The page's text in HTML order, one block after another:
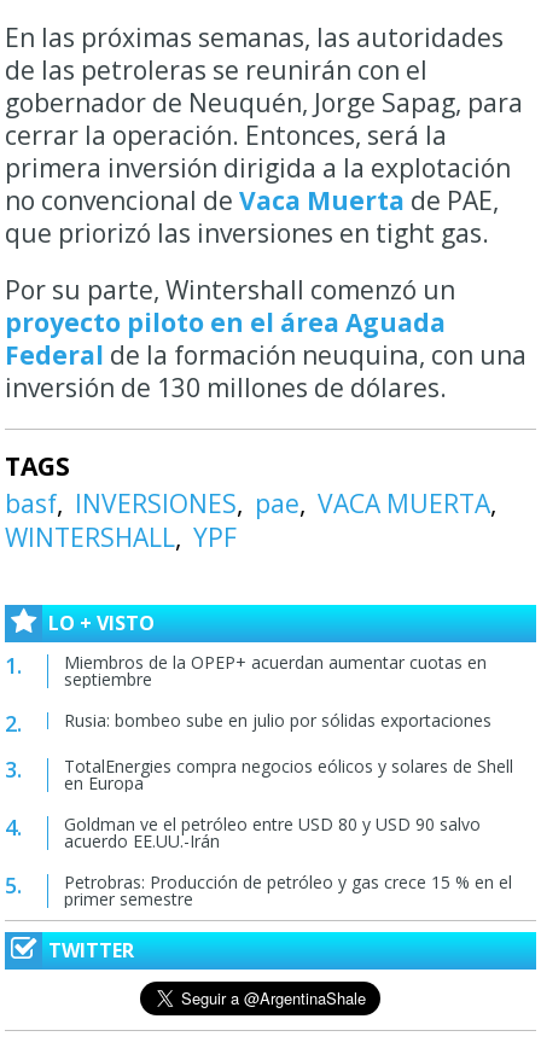
En las próximas semanas, las autoridades
de las petroleras se reunirán con el
gobernador de Neuquén, Jorge Sapag, para
cerrar la operación. Entonces, será la
primera inversión dirigida a la explotación
no convencional deVaca Muerta de PAE,
que priorizó las inversiones en tight gas.
Por su parte, Wintershall comenzó un
proyecto piloto en el área Aguada
Federal de la formación neuquina, con una
inversión de 130 millones de dólares.
TAGS
basf
INVERSIONES pae VACA MUERTA
WINTERSHALL YPF
LO + VISTO
Miembros de la OPEP+ acuerdan aumentar cuotas en
septiembre
Rusia: bombeo sube en julio por sólidas exportaciones
TotalEnergies compra negocios eólicos y solares de Shell
en Europa
Goldman ve el petróleo entre USD 80 y USD 90 salvo
acuerdo EE.UU.-Irán
Petrobras: Producción de petróleo y gas crece 15 % en el
primer semestre
TWITTER